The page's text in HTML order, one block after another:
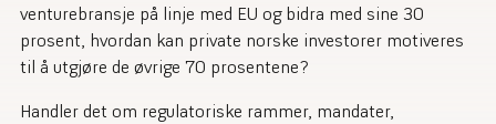
venturebransje på linje med EU og bidra med sine 30
prosent, hvordan kan private norske investorer motiveres
til å utgjøre de øvrige 70 prosentene?
Handler det om regulatoriske rammer, mandater,